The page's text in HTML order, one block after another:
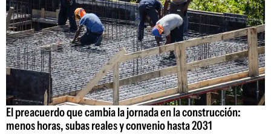
El preacuerdo que cambia la jornada en la construcción:
menos horas, subas reales y convenio hasta 2031